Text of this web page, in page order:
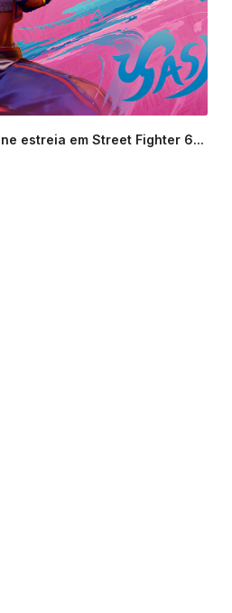
estreia em Street Fighter 6...